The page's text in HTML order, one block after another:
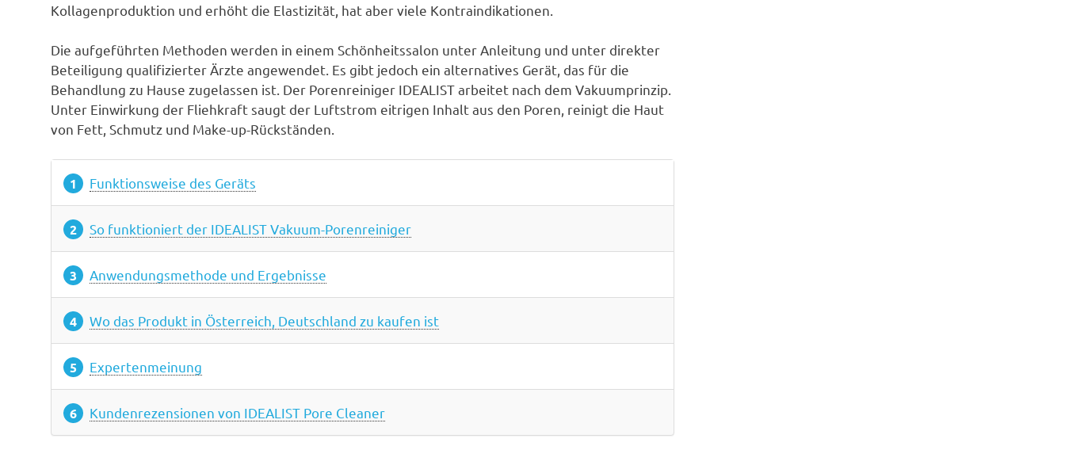
Kollagenproduktion und erhöht die Elastizität, hat aber viele Kontraindikationen.
Die aufgeführten Methoden werden in einem Schönheitssalon unter Anleitung und unter direkter
Beteiligung qualifizierter Ärzte angewendet. Es gibt jedoch ein alternatives Gerät, das für die
Behandlung zu Hause zugelassen ist. Der Porenreiniger IDEALIST arbeitet nach dem Vakuumprinzip.
Unter Einwirkung der Fliehkraft saugt der Luftstrom eitrigen Inhalt aus den Poren, reinigt die Haut
von Fett, Schmutz und Make-up-Rückständen.
Funktionsweise des Geräts
So funktioniert der IDEALIST Vakuum-Porenreiniger
Anwendungsmethode und Ergebnisse
Wo das Produkt in Österreich, Deutschland zu kaufen ist
Expertenmeinung
Kundenrezensionen von IDEALIST Pore Cleaner